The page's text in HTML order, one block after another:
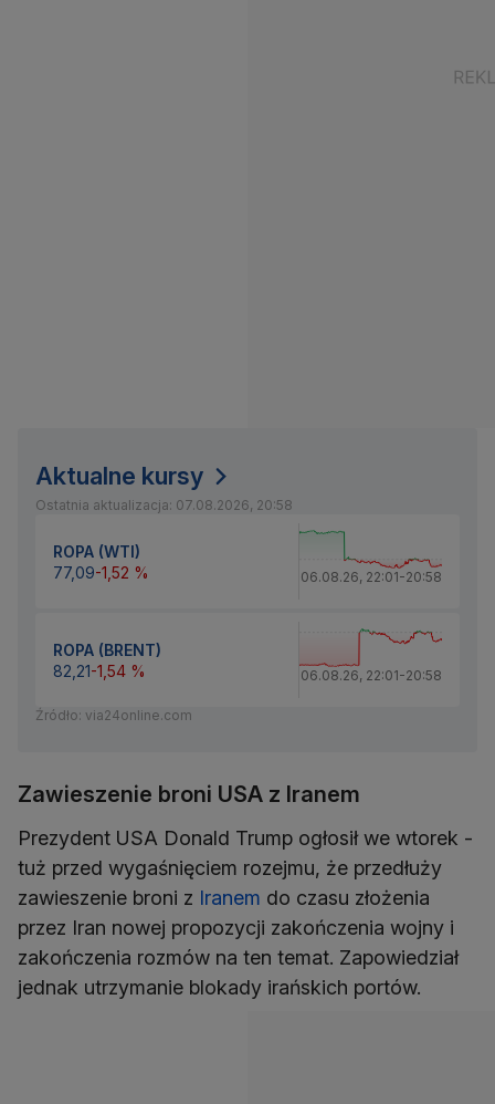
Aktualne kursy
Ostatnia aktualizacja: 07.08.2026, 20:58
ROPA (WTI)
77,09-1,52 % 06.08.26, 22:01-20:58
ROPA (BRENT)
82,21-1,54 % 06.08.26, 22:01-20:58
Źródło: via24online.com
Zawieszenie broni USA z Iranem
Prezydent USA Donald Trump ogłosił we wtorek -
tuż przed wygaśnięciem rozejmu, że przedłuży
zawieszenie broni z Iranem do czasu złożenia
przez Iran nowej propozycji zakończenia wojny i
zakończenia rozmów na ten temat. Zapowiedział
jednak utrzymanie blokady irańskich portów.